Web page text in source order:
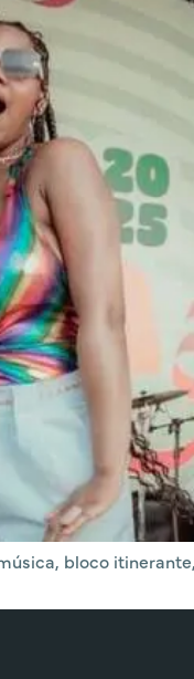
bloco